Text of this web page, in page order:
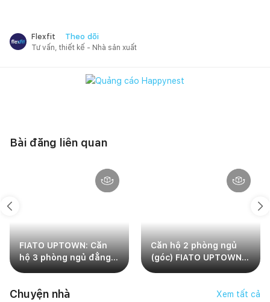
Flexfit Theo dõi
Tư vấn, thiết kế - Nhà sản xuất
Bài đăng liên quan
FIATO UPTOWN: Căn
hộ 3 phòng ngủ đẳng
Đức
Căn hộ 2 phòng ngủ
(góc) FIATO UPTOWN:
không gian sống
Chuyện nhà Xem tất cả